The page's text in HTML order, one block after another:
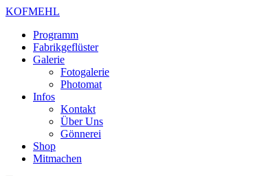
KOFMEHL
Programm
Fabrikgeflüster
Galerie
Fotogalerie
Photomat
Infos
Kontakt
Über Uns
Gönnerei
Shop
Mitmachen